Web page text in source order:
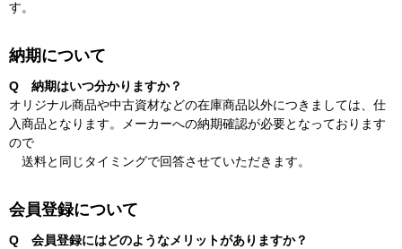
す。
納期について
Q 納期はいつ分かりますか？
オリジナル商品や中古資材などの在庫商品以外につきましては、仕
入商品となります。メーカーへの納期確認が必要となっております
ので
送料と同じタイミングで回答させていただきます。
会員登録について
Q 会員登録にはどのようなメリットがありますか？